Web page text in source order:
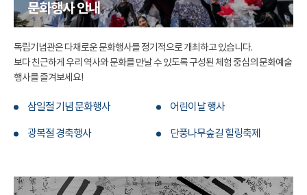
문화행사 안내
독립기념관은 다채로운 문화행사를 정기적으로 개최하고 있습니다.
보다 친근하게 우리 역사와 문화를 만날 수 있도록 구성된 체험 중심의 문화예술
행사를 즐겨보세요!
삼일절 기념 문화행사 어린이날 행사
광복절 경축행사 단풍나무숲길 힐링축제